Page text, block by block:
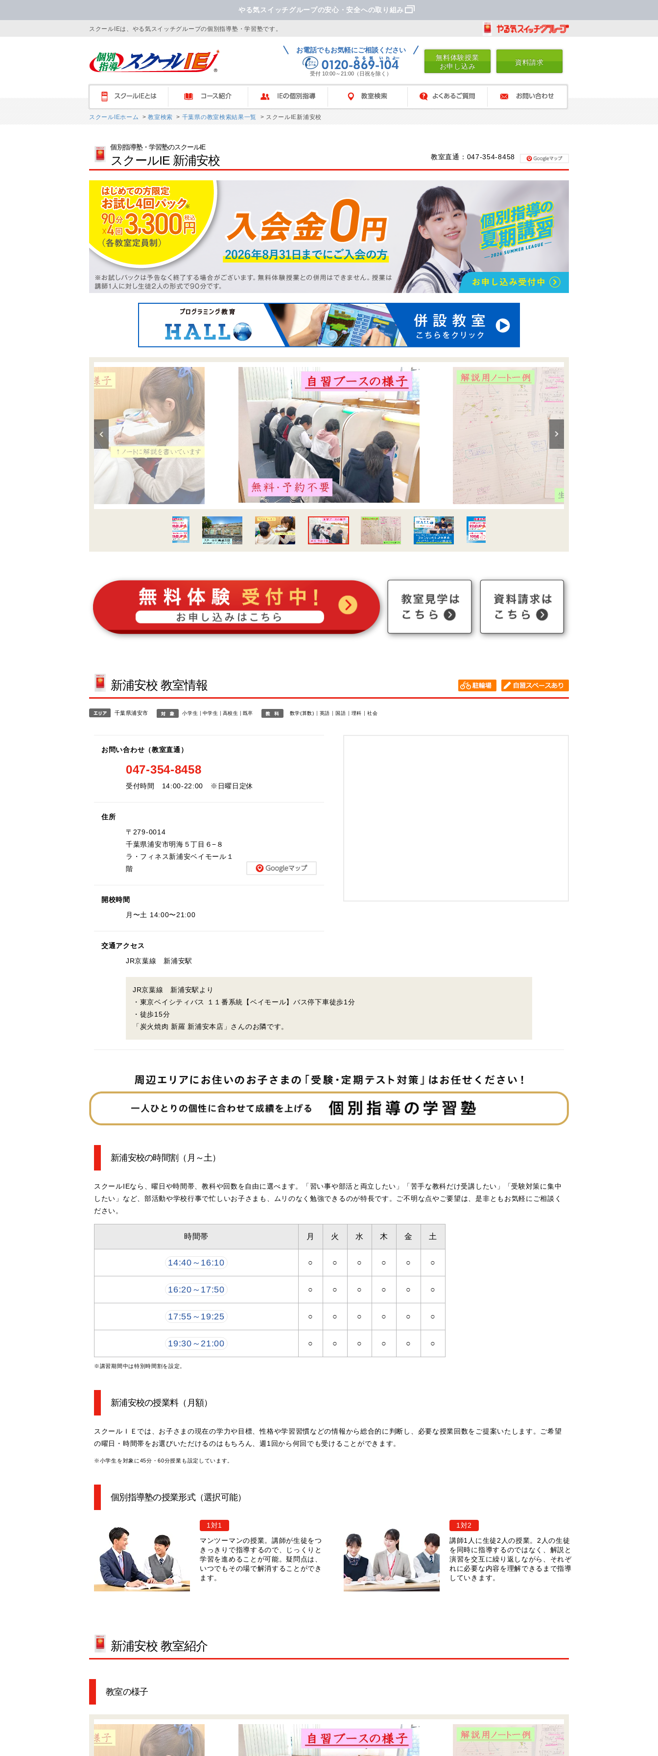
やる気スイッチグループの安心・安全への取り組み
スクールIEは、やる気スイッチグループの個別指導塾・学習塾です。
お電話でもお気軽にご相談ください
受付 10:00～21:00（日祝を除く）
無料体験授業
お申し込み
資料請求
スクールIEとは コース紹介 IEの個別指導 教室検索 よくあるご質問 お問い合わせ
スクールIEホーム>教室検索>千葉県の教室検索結果一覧> スクールIE新浦安校
個別指導塾・学習塾のスクールIE
スクールIE 新浦安校 教室直通：047-354-8458
新浦安校 教室情報
千葉県浦安市 小学生 中学生 高校生 既卒 数学(算数) 英語 国語 理科 社会
お問い合わせ（教室直通）
047-354-8458
受付時間 14:00-22:00 ※日曜日定休
住所
〒279-0014
千葉県浦安市明海５丁目６−８
ラ・フィネス新浦安ベイモール１
階
開校時間
月〜土 14:00〜21:00
交通アクセス
JR京葉線 新浦安駅
JR京葉線 新浦安駅より
・東京ベイシティバス １１番系統【ベイモール】バス停下車徒歩1分
・徒歩15分
「炭火焼肉 新羅 新浦安本店」さんのお隣です。
新浦安校の時間割 （月～土）
スクールIEなら、曜日や時間帯、教科や回数を自由に選べます。「習い事や部活と両立したい」「苦手な教科だけ受講したい」「受験対策に集中
したい」など、部活動や学校行事で忙しいお子さまも、ムリのなく勉強できるのが特長です。ご不明な点やご要望は、是非ともお気軽にご相談く
ださい。
時間帯 月 火 水 木 金 土
14:40～16:10 ○ ○ ○ ○ ○ ○
16:20～17:50 ○ ○ ○ ○ ○ ○
17:55～19:25 ○ ○ ○ ○ ○ ○
19:30～21:00 ○ ○ ○ ○ ○ ○
※講習期間中は特別時間割を設定。
新浦安校の授業料（月額）
スクールＩＥでは、お子さまの現在の学力や目標、性格や学習習慣などの情報から総合的に判断し、必要な授業回数をご提案いたします。ご希望
の曜日・時間帯をお選びいただけるのはもちろん、週1回から何回でも受けることができます。
※小学生を対象に45分・60分授業も設定しています。
個別指導塾の授業形式（選択可能）
1対1
マンツーマンの授業。講師が生徒をつ
きっきりで指導するので、じっくりと
学習を進めることが可能。疑問点は、
いつでもその場で解消することができ
ます。
1対2
講師1人に生徒2人の授業。2人の生徒
を同時に指導するのではなく、解説と
演習を交互に繰り返しながら、それぞ
れに必要な内容を理解できるまで指導
していきます。
新浦安校 教室紹介
教室の様子